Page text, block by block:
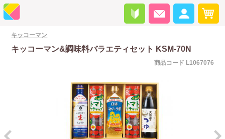
キッコーマン
キッコーマン&調味料バラエティセット KSM-70N
商品コード L1067076